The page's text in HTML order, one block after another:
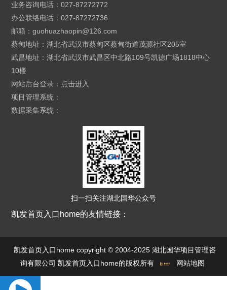
业务咨询电话：027-87272772
办公联络电话：027-87272736
邮箱：guohuazhaopin@126.com
蔡甸地址：湖北省武汉市蔡甸区蔡甸街道茂源社区205室
武昌地址：湖北省武汉市武昌区中北路109号凯德广场1818中心
10楼
网站后台登录： 点击进入
项目管理系统：
数据采集系统：
扫一扫关注湖北国华公众号
凯发首页入口home的友情链接：
凯发首页入口home copyright © 2004-2025 湖北国华项目管理咨
询有限公司 凯发首页入口home的版权所有
网站地图